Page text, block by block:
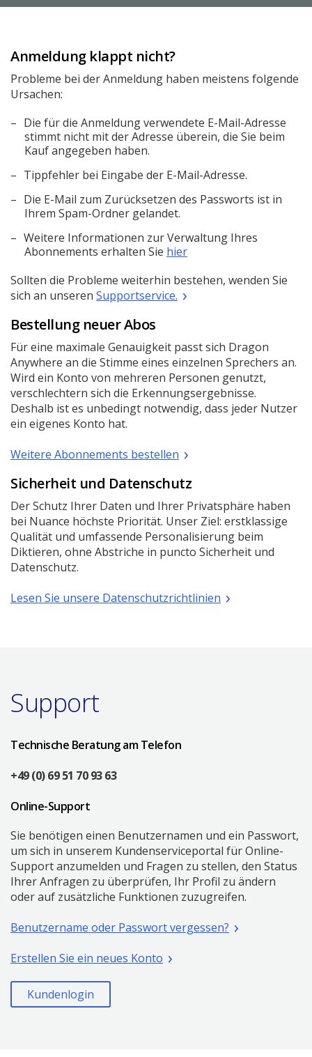
Anmeldung klappt nicht?
Probleme bei der Anmeldung haben meistens folgende
Ursachen:
Die für die Anmeldung verwendete E-Mail-Adresse
stimmt nicht mit der Adresse überein, die Sie beim
Kauf angegeben haben.
Tippfehler bei Eingabe der E-Mail-Adresse.
Die E-Mail zum Zurücksetzen des Passworts ist in
Ihrem Spam-Ordner gelandet.
Weitere Informationen zur Verwaltung Ihres
Abonnements erhalten Sie hier
Sollten die Probleme weiterhin bestehen, wenden Sie
sich an unseren Supportservice.
Bestellung neuer Abos
Für eine maximale Genauigkeit passt sich Dragon
Anywhere an die Stimme eines einzelnen Sprechers an.
Wird ein Konto von mehreren Personen genutzt,
verschlechtern sich die Erkennungsergebnisse.
Deshalb ist es unbedingt notwendig, dass jeder Nutzer
ein eigenes Konto hat.
Weitere Abonnements bestellen
Sicherheit und Datenschutz
Der Schutz Ihrer Daten und Ihrer Privatsphäre haben
bei Nuance höchste Priorität. Unser Ziel: erstklassige
Qualität und umfassende Personalisierung beim
Diktieren, ohne Abstriche in puncto Sicherheit und
Datenschutz.
Lesen Sie unsere Datenschutzrichtlinien
Support
Technische Beratung am Telefon
+49 (0) 69 51 70 93 63
Online-Support
Sie benötigen einen Benutzernamen und ein Passwort,
um sich in unserem Kundenserviceportal für Online-
Support anzumelden und Fragen zu stellen, den Status
Ihrer Anfragen zu überprüfen, Ihr Profil zu ändern
oder auf zusätzliche Funktionen zuzugreifen.
Benutzername oder Passwort vergessen? (Öffnet
Erstellen Sie ein neues Konto (Öffnet
Kundenlogin